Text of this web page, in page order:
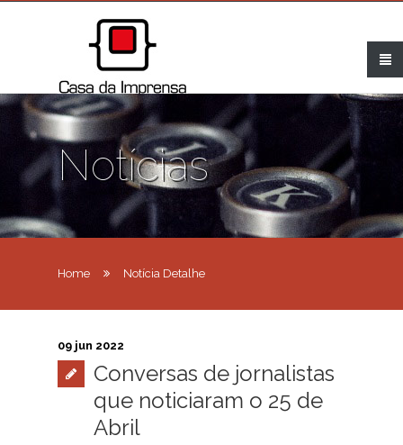
Notícias
Home Notícia Detalhe
09 jun 2022
Conversas de jornalistas
que noticiaram o 25 de
Abril